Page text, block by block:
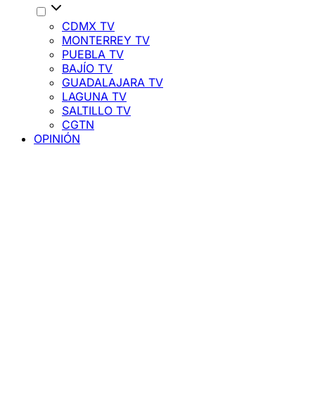
CDMX TV
MONTERREY TV
PUEBLA TV
BAJÍO TV
GUADALAJARA TV
LAGUNA TV
SALTILLO TV
CGTN
OPINIÓN